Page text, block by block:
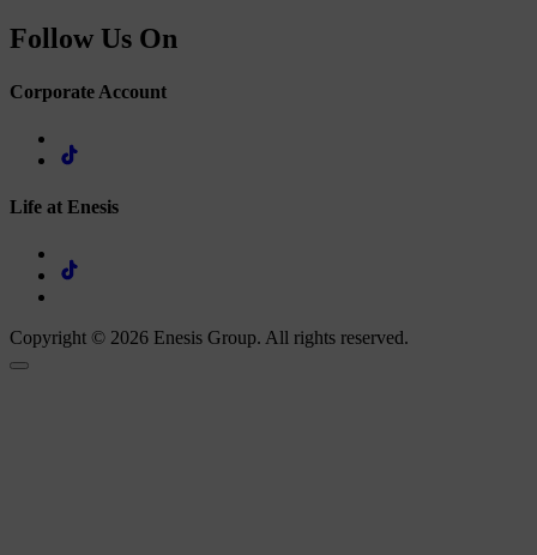
Follow Us On
Corporate Account
Life at Enesis
Copyright © 2026 Enesis Group. All rights reserved.